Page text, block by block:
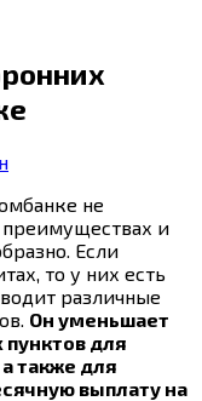
не
преимуществах и
Если
то у них есть
различные
Он уменьшает
пунктов для
также для
выплату на